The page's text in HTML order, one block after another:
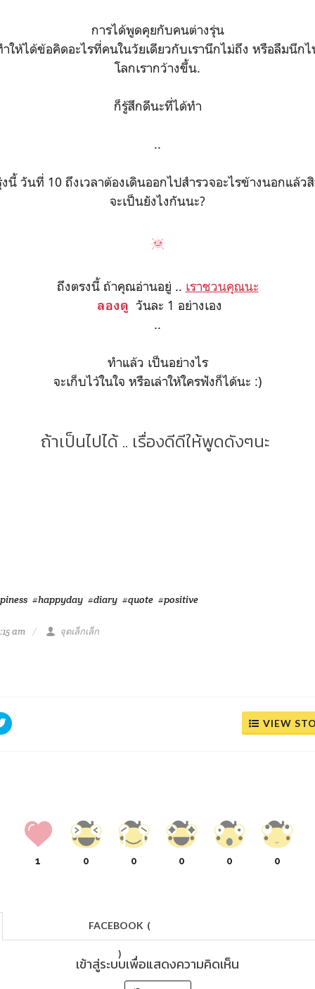
การได้พูดคุยกับคนต่างรุ่น
ให้ได้ข้อคิดอะไรที่คนในวัยเดียวกับเรานึกไม่ถึง หรือลืมนึกไ
โลกเรากว้างขึ้น.
ก็รู้สึกดีนะที่ได้ทำ
..
นี้ วันที่ 10 ถึงเวลาต้องเดินออกไปสำรวจอะไรข้างนอกแล้ว
จะเป็นยังไงกันนะ?
ถึงตรงนี้ ถ้าคุณอ่านอยู่ .. เราชวนคุณนะ
ลองดู วันละ 1 อย่างเอง
..
ทำแล้ว เป็นอย่างไร
จะเก็บไว้ในใจ หรือเล่าให้ใครฟังก็ได้นะ :)
ถ้าเป็นไปได้ .. เรื่องดีดีให้พูดดังๆนะ
#happyday #diary #quote #positive
am จุดเล็กเล็ก
VIEW
1 0 0 0 0 0
FACEBOOK (
)
เข้าสู่ระบบเพื่อแสดงความคิดเห็น